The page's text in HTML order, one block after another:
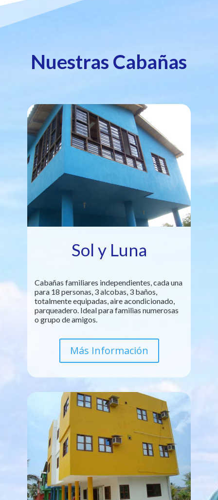
Nuestras Cabañas
Sol y Luna
Cabañas familiares independientes, cada una
para 18 personas, 3 alcobas, 3 baños,
totalmente equipadas, aire acondicionado,
parqueadero. Ideal para familias numerosas
o grupo de amigos.
Más Información